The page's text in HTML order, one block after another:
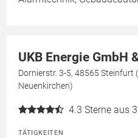
UKB Energie GmbH
Dornierstr. 3-5, 48565 Steinfurt
Neuenkirchen)
4.3 Sterne aus
TÄTIGKEITEN